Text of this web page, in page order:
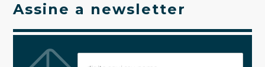
Assine a newsletter